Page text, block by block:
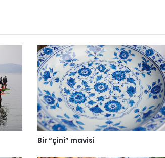
Bir “çini” mavisi